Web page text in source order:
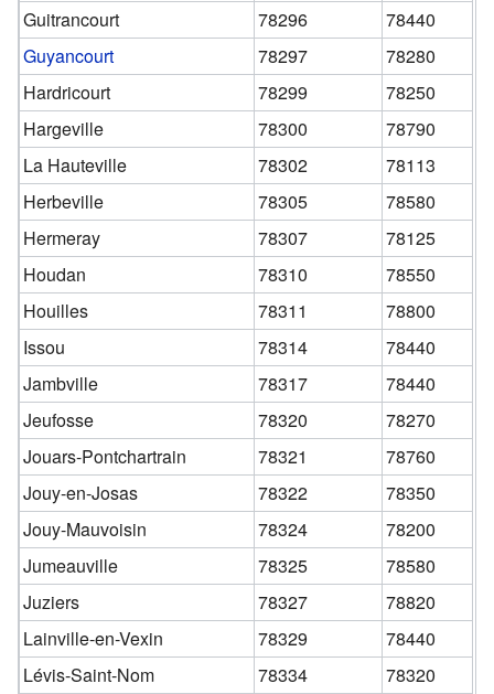
Guitrancourt
78296
78440
Guyancourt
78297
78280
Hardricourt
78299
78250
Hargeville
78300
78790
La Hauteville
78302
78113
Herbeville
78305
78580
Hermeray
78307
78125
Houdan
78310
78550
Houilles
78311
78800
Issou
78314
78440
Jambville
78317
78440
Jeufosse
78320
78270
Jouars-Pontchartrain
78321
78760
Jouy-en-Josas
78322
78350
Jouy-Mauvoisin
78324
78200
Jumeauville
78325
78580
Juziers
78327
78820
Lainville-en-Vexin
78329
78440
Lévis-Saint-Nom
78334
78320